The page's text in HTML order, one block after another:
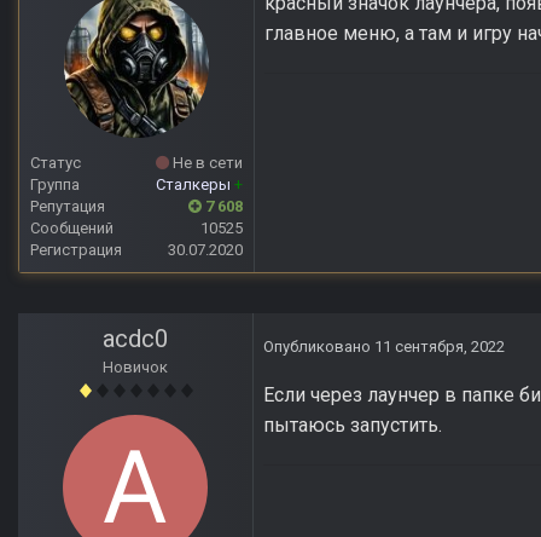
Статус
Не в сети
Группа
Сталкеры +
Репутация
7 608
Сообщений
10525
Регистрация
30.07.2020
главное меню, а там и игру
acdc0
Новичок
Опубликовано 11 сентября, 2022
Если через лаунчер в папке
пытаюсь запустить.